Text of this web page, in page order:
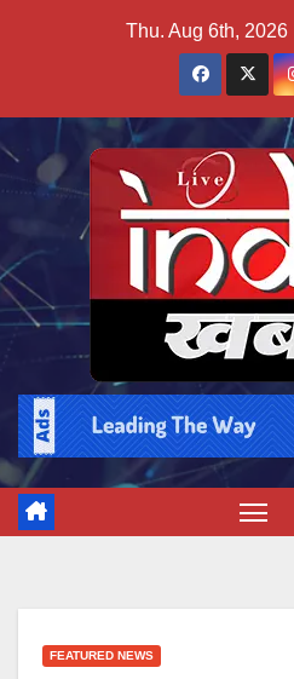
Thu. Aug 6th, 2026
FEATURED NEWS